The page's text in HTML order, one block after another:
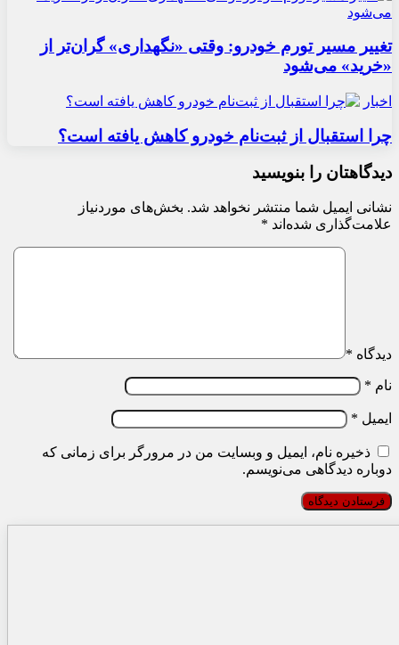
تغییر مسیر تورم خودرو: وقتی «نگهداری» گران‌تر از
«خرید» می‌شود
اخبار
چرا استقبال از ثبت‌نام خودرو کاهش یافته است؟
دیدگاهتان را بنویسید
نشانی ایمیل شما منتشر نخواهد شد. بخش‌های موردنیاز
علامت‌گذاری شده‌اند *
دیدگاه *
نام *
ایمیل *
ذخیره نام، ایمیل و وبسایت من در مرورگر برای زمانی که
دوباره دیدگاهی می‌نویسم.